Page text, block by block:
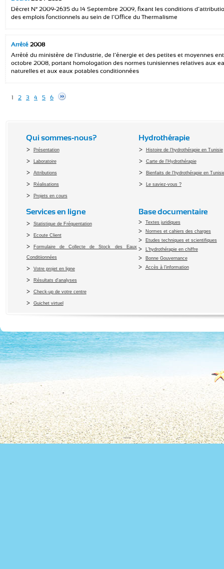
Décret N° 2009-2635 du 14 Septembre 2009, fixant les conditions
des emplois fonctionnels au sein de l’Office du Thermalisme
Arrêté 2008
Arrêté du ministère de l’industrie, de l’énergie et des petites et moyennes
octobre 2008, portant homologation des normes tunisiennes relatives aux
naturelles et aux eaux potables conditionnées
1 2 3 4 5 6
Qui sommes-nous?
Présentation
Laboratoire
Attributions
Réalisations
Projets en cours
Hydrothérapie
Histoire de l'hydrothérapie en Tunisie
Carte de l'Hydrothérapie
Bienfaits de l'hydrothérapie en
Le saviez-vous ?
Services en ligne
Statistique de Fréquentation
Ecoute Client
Formulaire de Collecte de Stock des Eaux
Conditiionnées
Votre projet en ligne
Résultats d'analyses
Check-up de votre centre
Guichet virtuel
Base documentaire
Textes juridiques
Normes et cahiers des charges
Etudes techniques et scientifiques
L'hydrothérapie en chiffre
Bonne Gouvernance
Accès à l’information